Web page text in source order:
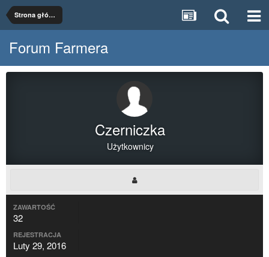
Strona główna
Forum Farmera
Czerniczka
Użytkownicy
ZAWARTOŚĆ
32
REJESTRACJA
Luty 29, 2016